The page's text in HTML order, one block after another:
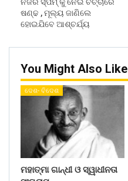
ଷଣ୍ଢ , ମୂଲ୍ୟ ଜାଣିଲେ
ହୋଇଯିବେ ଆଶ୍ଚର୍ଯ୍ୟ
You Might Also Like
ଦେଶ- ବିଦେଶ
ମହାତ୍ମା ଗାନ୍ଧୀ ଓ ସ୍ୱାଧୀନତା